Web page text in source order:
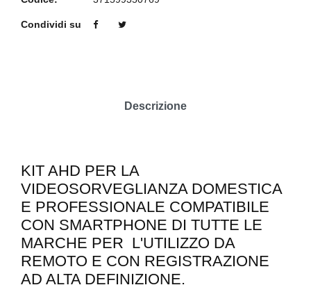
Condividi su
Descrizione
KIT AHD PER LA
VIDEOSORVEGLIANZA DOMESTICA
E PROFESSIONALE COMPATIBILE
CON SMARTPHONE DI TUTTE LE
MARCHE PER L'UTILIZZO DA
REMOTO E CON REGISTRAZIONE
AD ALTA DEFINIZIONE.